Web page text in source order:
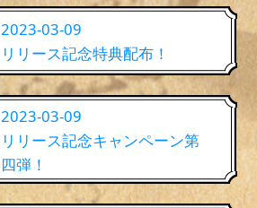
2023-03-09
リリース記念特典配布！
2023-03-09
リリース記念キャンペーン第
四弾！